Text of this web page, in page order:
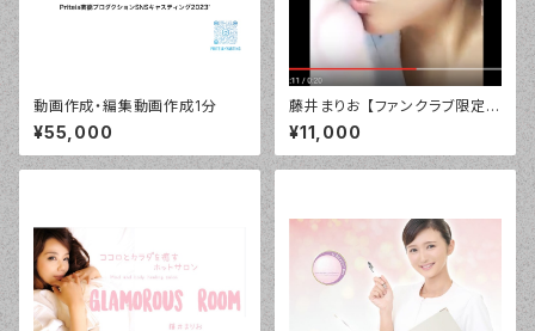
動画作成・編集動画作成1分
¥55,000
藤井まりお 【ファンクラブ限定】
デジタル「目覚まし」バージョ
ン！¥10800
¥11,000